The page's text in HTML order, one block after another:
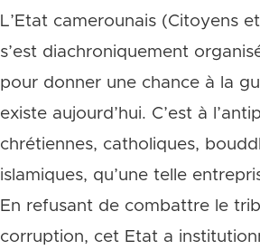
L’Etat camerounais (Citoyens
s’est diachroniquement
pour donner une chance à la
existe aujourd’hui. C’est à
chrétiennes, catholiques,
islamiques, qu’une telle
En refusant de combattre le
corruption, cet Etat a